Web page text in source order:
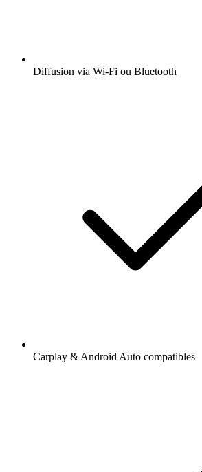
Diffusion via Wi-Fi ou Bluetooth
Carplay & Android Auto compatibles